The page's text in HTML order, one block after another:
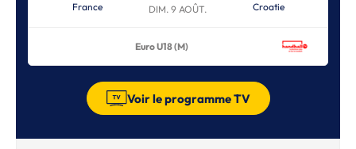
France DIM. 9 AOÛT. Croatie
Euro U18 (M)
Voir le programme TV